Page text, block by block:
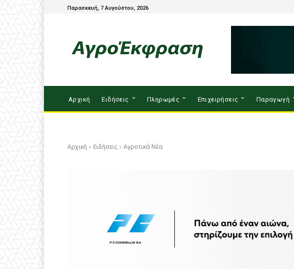
Παρασκευή, 7 Αυγούστου, 2026
Αρχική Ειδήσεις Πληρωμές Επιχειρήσεις Παραγωγή
Αρχική Ειδήσεις Αγροτικά Νέα